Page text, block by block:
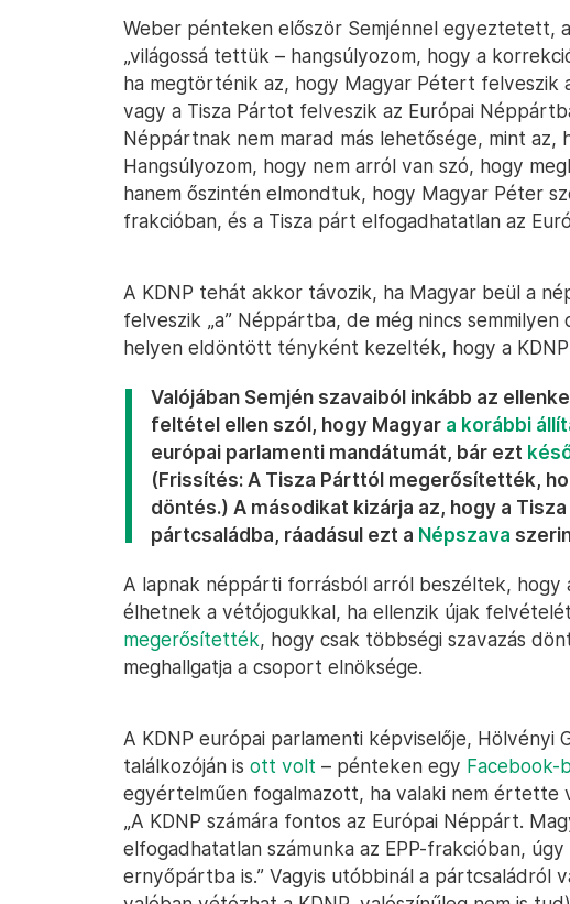
Weber pénteken először Semjénnel egyeztetett,
„világossá tettük – hangsúlyozom, hogy a
ha megtörténik az, hogy Magyar Pétert felveszik
vagy a Tisza Pártot felveszik az Európai
Néppártnak nem marad más lehetősége, mint az,
Hangsúlyozom, hogy nem arról van szó, hogy
hanem őszintén elmondtuk, hogy Magyar Péter
frakcióban, és a Tisza párt elfogadhatatlan az
A KDNP tehát akkor távozik, ha Magyar beül a
felveszik „a” Néppártba, de még nincs semmilyen
helyen eldöntött tényként kezelték, hogy a
Valójában Semjén szavaiból inkább az
feltétel ellen szól, hogy Magyar a korábbi
európai parlamenti mandátumát, bár ezt
(Frissítés: A Tisza Párttól megerősítették,
döntés.) A másodikat kizárja az, hogy a
pártcsaládba, ráadásul ezt a Népszava
A lapnak néppárti forrásból arról beszéltek,
élhetnek a vétójogukkal, ha ellenzik újak
megerősítették, hogy csak többségi szavazás
meghallgatja a csoport elnöksége.
A KDNP európai parlamenti képviselője, Hölvényi
találkozóján is ott volt – pénteken egy Facebook-
egyértelműen fogalmazott, ha valaki nem értette
„A KDNP számára fontos az Európai Néppárt.
elfogadhatatlan számunka az EPP-frakcióban,
ernyőpártba is.” Vagyis utóbbinál a pártcsaládról